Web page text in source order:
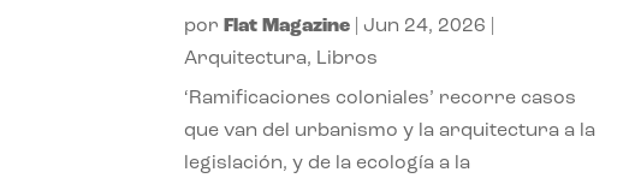
por Flat Magazine Jun 24, 2026
Arquitectura, Libros
‘Ramificaciones coloniales’ recorre casos
que van del urbanismo y la arquitectura a la
legislación, y de la ecología a la